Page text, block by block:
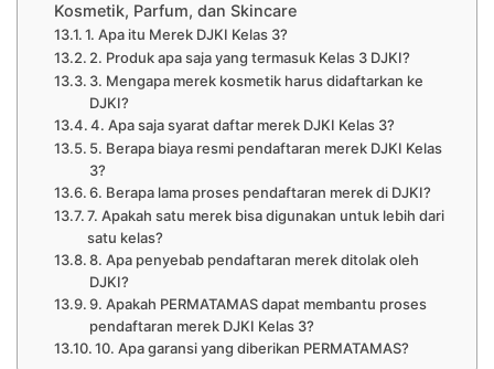
Kosmetik, Parfum, dan Skincare
1. Apa itu Merek DJKI Kelas 3?
2. Produk apa saja yang termasuk Kelas 3 DJKI?
3. Mengapa merek kosmetik harus didaftarkan ke
DJKI?
4. Apa saja syarat daftar merek DJKI Kelas 3?
5. Berapa biaya resmi pendaftaran merek DJKI Kelas
3?
6. Berapa lama proses pendaftaran merek di DJKI?
7. Apakah satu merek bisa digunakan untuk lebih dari
satu kelas?
8. Apa penyebab pendaftaran merek ditolak oleh
DJKI?
9. Apakah PERMATAMAS dapat membantu proses
pendaftaran merek DJKI Kelas 3?
10. Apa garansi yang diberikan PERMATAMAS?